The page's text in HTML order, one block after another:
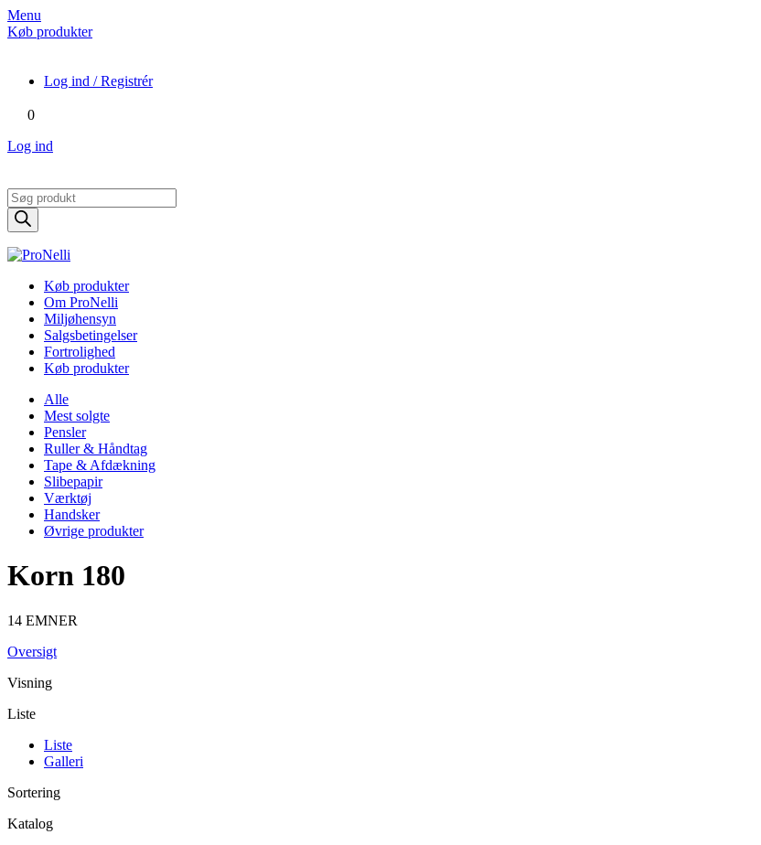
Menu
Køb produkter
Log ind / Registrér
0
Log ind
Products
search
Køb produkter
Om ProNelli
Miljøhensyn
Salgsbetingelser
Fortrolighed
Køb produkter
Alle
Mest solgte
Pensler
Ruller & Håndtag
Tape & Afdækning
Slibepapir
Værktøj
Handsker
Øvrige produkter
Korn 180
14 EMNER
Oversigt
Visning
Liste
Liste
Galleri
Sortering
Katalog